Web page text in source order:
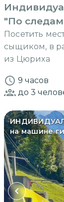
"По
Посетить
сыщиком, в
из Цюриха
9 часов
до 3
на машине